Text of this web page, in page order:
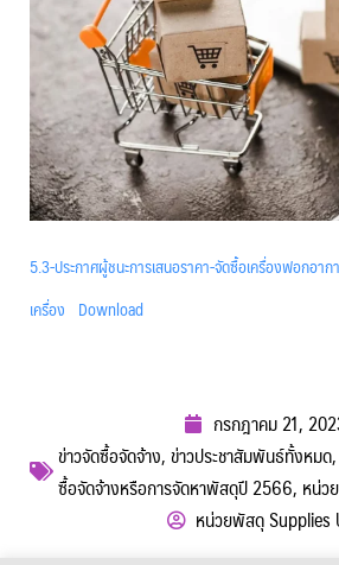
5.3-ประกาศผู้ชนะการเสนอราคา-จัดซื้อเครื่องฟอกอา
เครื่อง Download
กรกฎาคม 21,
ข่าวจัดซื้อจัดจ้าง,ข่าวประชาสัมพันธ์ทั้งหมด,
ซื้อจัดจ้างหรือการจัดหาพัสดุปี 2566, หน่ว
หน่วยพัสดุ Supplies